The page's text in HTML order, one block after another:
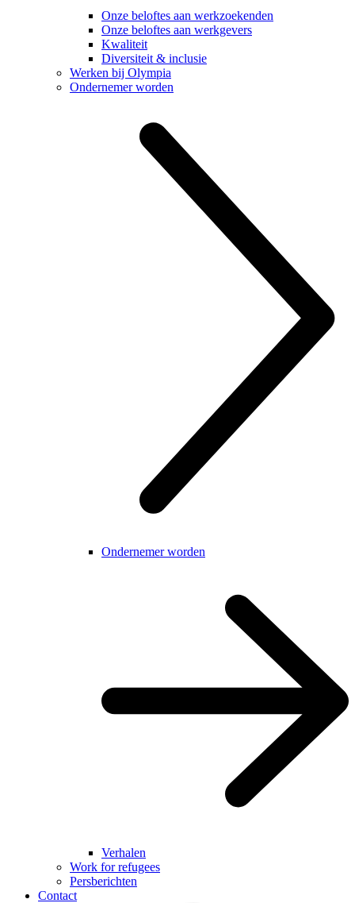
Onze beloftes aan werkzoekenden
Onze beloftes aan werkgevers
Kwaliteit
Diversiteit & inclusie
Werken bij Olympia
Ondernemer worden
Ondernemer worden
Verhalen
Work for refugees
Persberichten
Contact